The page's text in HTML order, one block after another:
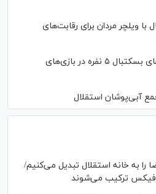
ویلچر مردان برای رقابت‌های
اعلام گروه‌بندی رقابت‌های بسکتبال ۵ نفره در بازی‌های
آبی‌پوشان استقلال
را به خانه استقلال تبدیل می‌کنیم/